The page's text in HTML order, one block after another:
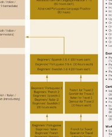
鴻燊社區書院